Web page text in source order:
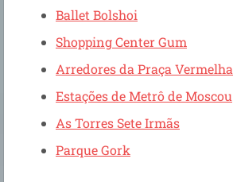
Ballet Bolshoi
Shopping Center Gum
Arredores da Praça Vermelha
Estações de Metrô de Moscou
As Torres Sete Irmãs
Parque Gork